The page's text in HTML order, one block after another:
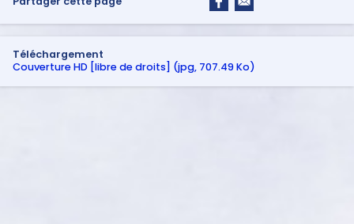
Téléchargement
Couverture HD [libre de droits] (jpg, 707.49 Ko)